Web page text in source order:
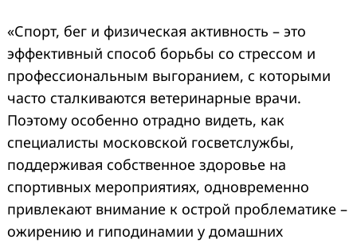
«Спорт, бег и физическая активность – это
эффективный способ борьбы со стрессом и
профессиональным выгоранием, с которыми
часто сталкиваются ветеринарные врачи.
Поэтому особенно отрадно видеть, как
специалисты московской госветслужбы,
поддерживая собственное здоровье на
спортивных мероприятиях, одновременно
привлекают внимание к острой проблематике –
ожирению и гиподинамии у домашних